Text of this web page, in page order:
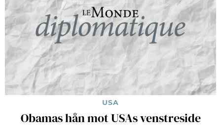
USA
Obamas hån mot USAs venstreside